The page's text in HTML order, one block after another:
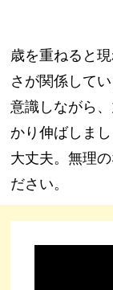
歳を重ねると
さが関係して
意識しながら
かり伸ばしま
大丈夫。無理
ださい。